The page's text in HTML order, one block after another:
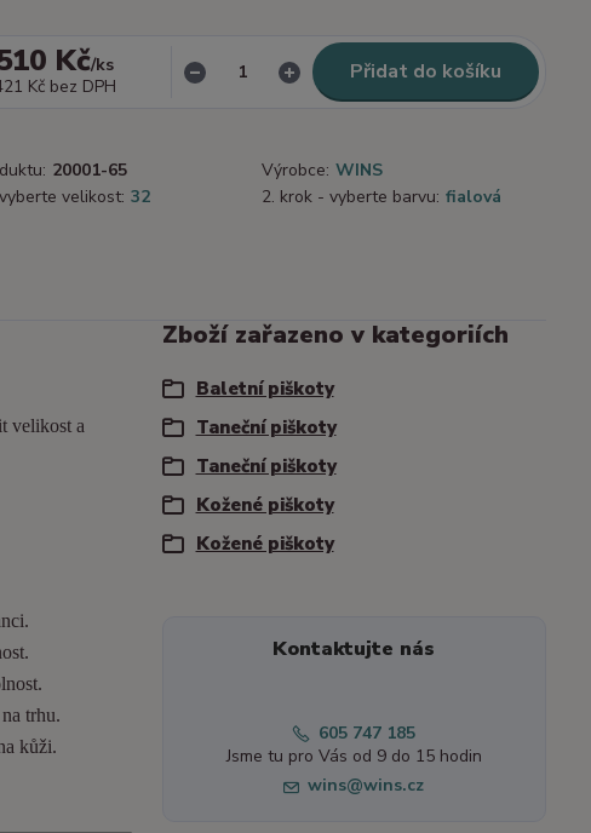
Kč/ks
Kč bez DPH
Přidat do košíku
20001-65 Výrobce: WINS
velikost: 32 2. krok - vyberte barvu: fialová
velikost a
trhu.
kůži.
Zboží zařazeno v kategoriích
Baletní piškoty
Taneční piškoty
Taneční piškoty
Kožené piškoty
Kožené piškoty
Kontaktujte nás
605 747 185
Jsme tu pro Vás od 9 do 15 hodin
wins@wins.cz